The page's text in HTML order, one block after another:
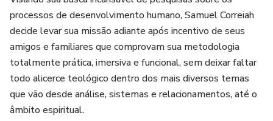
processos de desenvolvimento humano, Samuel Correiah
decide levar sua missão adiante após incentivo de seus
amigos e familiares que comprovam sua metodologia
totalmente prática, imersiva e funcional, sem deixar faltar
todo alicerce teológico dentro dos mais diversos temas
que vão desde análise, sistemas e relacionamentos, até o
âmbito espiritual.